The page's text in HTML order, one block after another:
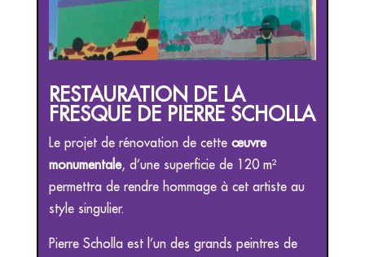
RESTAURATION DE LA
FRESQUE DE PIERRE SCHOLLA
Le projet de rénovation de cetteœuvre
monumentale, d’une superficie de 120 m²
permettra de rendre hommage à cet artiste au
style singulier.
Pierre Scholla est l’un des grands peintres de